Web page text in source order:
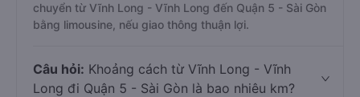
chuyển từ Vĩnh Long - Vĩnh Long đến Quận 5 - Sài Gòn
bằng limousine, nếu giao thông thuận lợi.
Câu hỏi: Khoảng cách từ Vĩnh Long - Vĩnh
Long đi Quận 5 - Sài Gòn là bao nhiêu km?